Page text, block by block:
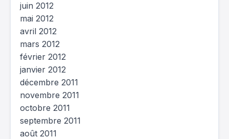
juin 2012
mai 2012
avril 2012
mars 2012
février 2012
janvier 2012
décembre 2011
novembre 2011
octobre 2011
septembre 2011
août 2011